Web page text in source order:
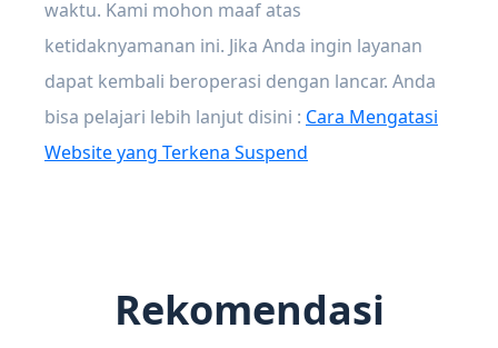
waktu. Kami mohon maaf atas
ketidaknyamanan ini. Jika Anda ingin layanan
dapat kembali beroperasi dengan lancar. Anda
bisa pelajari lebih lanjut disini : Cara Mengatasi
Website yang Terkena Suspend
Rekomendasi